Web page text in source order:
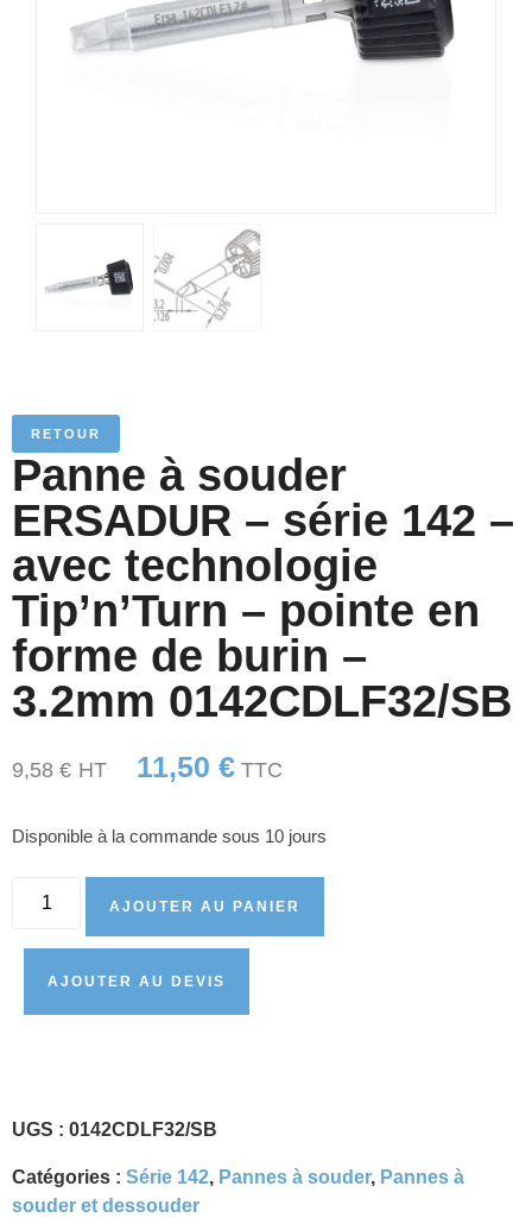
RETOUR
Panne à souder
ERSADUR – série 142 –
avec technologie
Tip’n’Turn – pointe en
forme de burin –
3.2mm 0142CDLF32/SB
9,58 € HT 11,50 € TTC
Disponible à la commande sous 10 jours
AJOUTER AU PANIER
AJOUTER AU DEVIS
UGS : 0142CDLF32/SB
Catégories : Série 142, Pannes à souder, Pannes à
souder et dessouder